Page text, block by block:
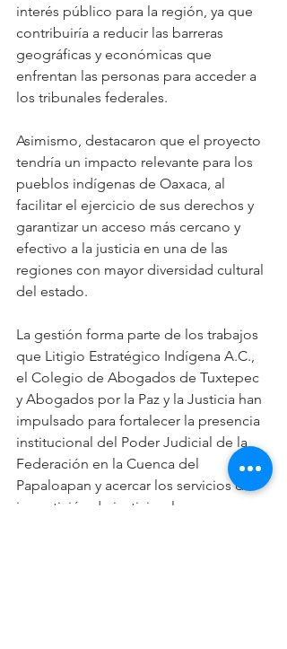
interés público para la región, ya que
contribuiría a reducir las barreras
geográficas y económicas que
enfrentan las personas para acceder a
los tribunales federales.
Asimismo, destacaron que el proyecto
tendría un impacto relevante para los
pueblos indígenas de Oaxaca, al
facilitar el ejercicio de sus derechos y
garantizar un acceso más cercano y
efectivo a la justicia en una de las
regiones con mayor diversidad cultural
del estado.
La gestión forma parte de los trabajos
que Litigio Estratégico Indígena A.C.,
el Colegio de Abogados de Tuxtepec
y Abogados por la Paz y la Justicia han
impulsado para fortalecer la presencia
institucional del Poder Judicial de la
Federación en la Cuenca del
Papaloapan y acercar los servicios de
impartición de justicia a las